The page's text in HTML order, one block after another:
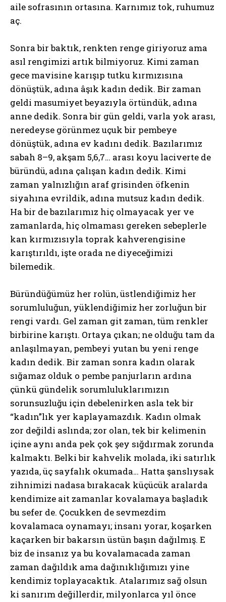
aile sofrasının ortasına. Karnımız tok, ruhumuz
aç.
Sonra bir baktık, renkten renge giriyoruz ama
asıl rengimizi artık bilmiyoruz. Kimi zaman
gece mavisine karışıp tutku kırmızısına
dönüştük, adına âşık kadın dedik. Bir zaman
geldi masumiyet beyazıyla örtündük, adına
anne dedik. Sonra bir gün geldi, varla yok arası,
neredeyse görünmez uçuk bir pembeye
dönüştük, adına ev kadını dedik. Bazılarımız
sabah 8–9, akşam 5,6,7… arası koyu laciverte de
büründü, adına çalışan kadın dedik. Kimi
zaman yalnızlığın araf grisinden öfkenin
siyahına evrildik, adına mutsuz kadın dedik.
Ha bir de bazılarımız hiç olmayacak yer ve
zamanlarda, hiç olmaması gereken sebeplerle
kan kırmızısıyla toprak kahverengisine
karıştırıldı, işte orada ne diyeceğimizi
bilemedik.
Büründüğümüz her rolün, üstlendiğimiz her
sorumluluğun, yüklendiğimiz her zorluğun bir
rengi vardı. Gel zaman git zaman, tüm renkler
birbirine karıştı. Ortaya çıkan; ne olduğu tam da
anlaşılmayan, pembeyi yutan bu yeni renge
kadın dedik. Bir zaman sonra kadın olarak
sığamaz olduk o pembe panjurların ardına
çünkü gündelik sorumluluklarımızın
sorunsuzluğu için debelenirken asla tek bir
“kadın”lık yer kaplayamazdık. Kadın olmak
zor değildi aslında; zor olan, tek bir kelimenin
içine aynı anda pek çok şey sığdırmak zorunda
kalmaktı. Belki bir kahvelik molada, iki satırlık
yazıda, üç sayfalık okumada… Hatta şanslıysak
zihnimizi nadasa bırakacak küçücük aralarda
kendimize ait zamanlar kovalamaya başladık
bu sefer de. Çocukken de sevmezdim
kovalamaca oynamayı; insanı yorar, koşarken
kaçarken bir bakarsın üstün başın dağılmış. E
biz de insanız ya bu kovalamacada zaman
zaman dağıldık ama dağınıklığımızı yine
kendimiz toplayacaktık. Atalarımız sağ olsun
ki sanırım değillerdir, milyonlarca yıl önce